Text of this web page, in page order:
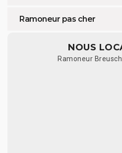
Ramoneur pas cher
NOUS
Ramoneur